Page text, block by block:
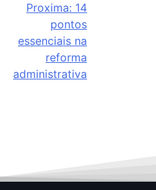
Proxima: 14
pontos
essenciais na
reforma
administrativa